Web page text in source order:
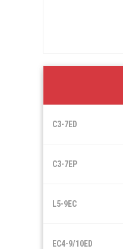
C3-7ED
C3-7EP
L5-9EC
EC4-9/10ED